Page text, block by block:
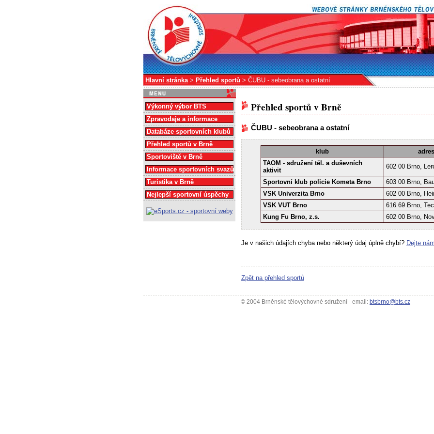
Hlavní stránka> Přehled sportů > ČUBU - sebeobrana a ostatní
Přehled sportů v Brně
ČUBU - sebeobrana a ostatní
klub
TAOM - sdružení těl. a duševních
aktivit
602 00 Brno,
Sportovní klub policie Kometa Brno 603 00 Brno,
VSK Univerzita Brno
602 00 Brno,
VSK VUT Brno
616 69 Brno,
Kung Fu Brno, z.s.
602 00 Brno,
Je v našich údajích chyba nebo některý údaj úplně chybí? Dejte
Zpět na přehled sportů
Výkonný výbor BTS
Zpravodaje a informace
Databáze sportovních klubů
Přehled sportů v Brně
Sportoviště v Brně
Informace sportovních svazů
Turistika v Brně
Nejlepší sportovní úspěchy
© 2004 Brněnské tělovýchovné sdružení - email: btsbrno@bts.cz